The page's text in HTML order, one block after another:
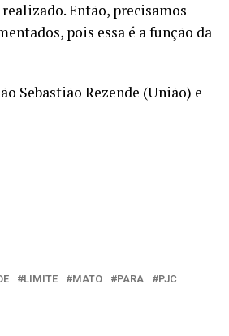
Então, precisamos
pois essa é a função da
Sebastião Rezende (União) e
LIMITE MATO PARA
PJC